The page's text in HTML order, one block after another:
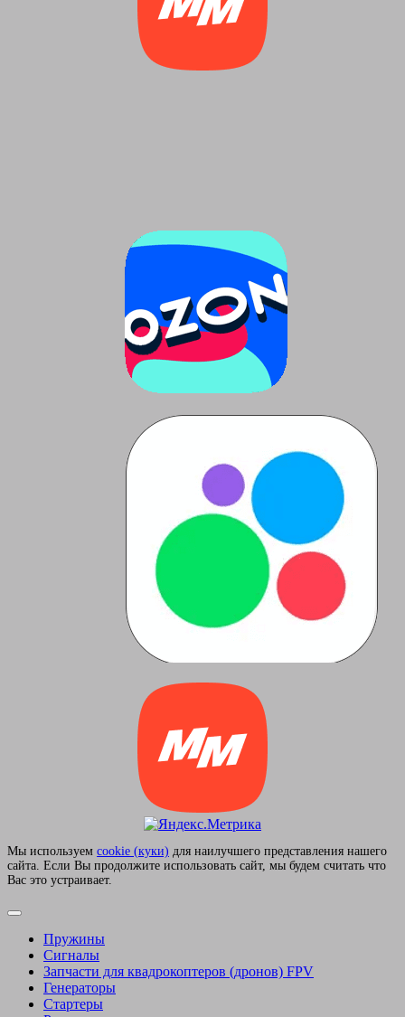
Мы используем сookie (куки) для наилучшего представления нашего
сайта. Если Вы продолжите использовать сайт, мы будем считать что
Вас это устраивает.
Пружины
Сигналы
Запчасти для квадрокоптеров (дронов) FPV
Генераторы
Стартеры